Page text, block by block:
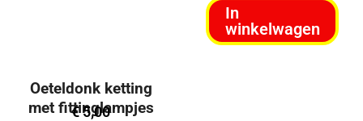
Oeteldonk ketting
met fittinglampjes
€5,00
In
winkelwagen